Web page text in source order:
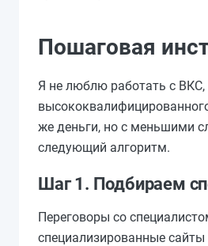
Пошаговая
Я не люблю работать с
же деньги, но с меньшими
следующий алгоритм.
Шаг 1. Подбираем
Переговоры со
специализированные